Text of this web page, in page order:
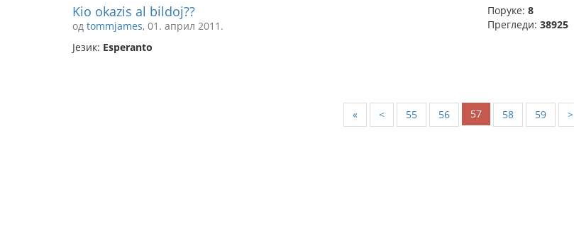
Kio okazis al bildoj??
од tommjames, 01. април 2011.
Језик: Esperanto
Поруке: 8
Прегледи: 38925
« < 55 56 57 58 59 >